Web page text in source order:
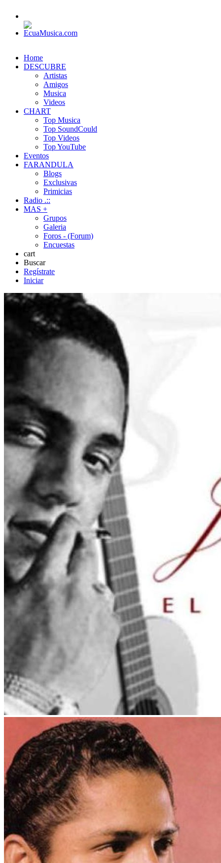
Home
DESCUBRE
Artistas
Amigos
Musica
Videos
CHART
Top Musica
Top SoundCould
Top Videos
Top YouTube
Eventos
FARANDULA
Blogs
Exclusivas
Primicias
Radio .::
MAS +
Grupos
Galeria
Foros - (Forum)
Encuestas
cart
Buscar
Regístrate
Iniciar